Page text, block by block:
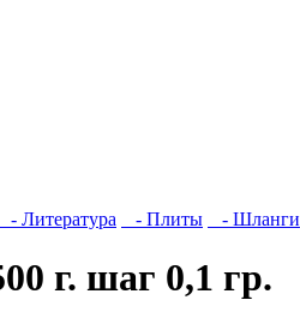
- Литература - Плиты - Шланги
г. шаг 0,1 гр.